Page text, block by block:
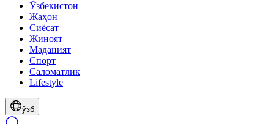
Ўзбекистон
Жаҳон
Сиёсат
Жиноят
Маданият
Спорт
Cаломатлик
Lifestyle
ўзб